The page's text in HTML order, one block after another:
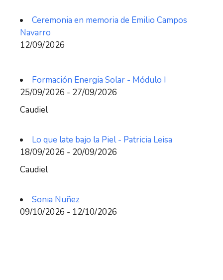
Ceremonia en memoria de Emilio Campos
Navarro
12/09/2026
Formación Energia Solar - Módulo I
25/09/2026 - 27/09/2026
Caudiel
Lo que late bajo la Piel - Patricia Leisa
18/09/2026 - 20/09/2026
Caudiel
Sonia Nuñez
09/10/2026 - 12/10/2026